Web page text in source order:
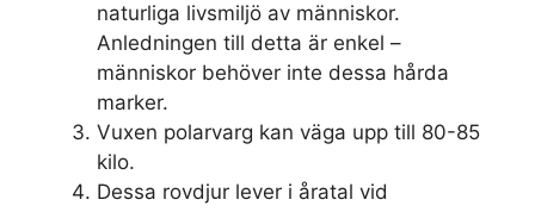
naturliga livsmiljö av människor.
Anledningen till detta är enkel –
människor behöver inte dessa hårda
marker.
Vuxen polarvarg kan väga upp till 80-85
kilo.
Dessa rovdjur lever i åratal vid